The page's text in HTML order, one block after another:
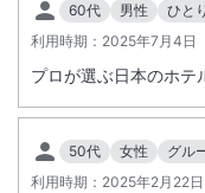
60代 男性
ひとり
利用時期： 2025年7月4日
プロが選ぶ日本のホテ
50代 女性
グル
利用時期： 2025年2月22日